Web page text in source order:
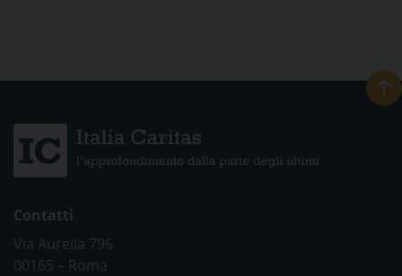
Contatti
Via Aurelia 796
00165 – Roma